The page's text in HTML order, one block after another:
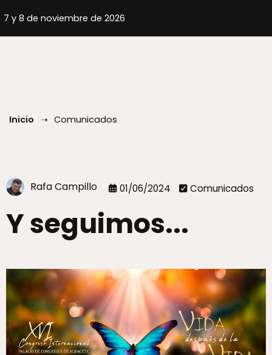
Inicio Comunicados
Rafa Campillo 01/06/2024 Comunicados
Y seguimos...